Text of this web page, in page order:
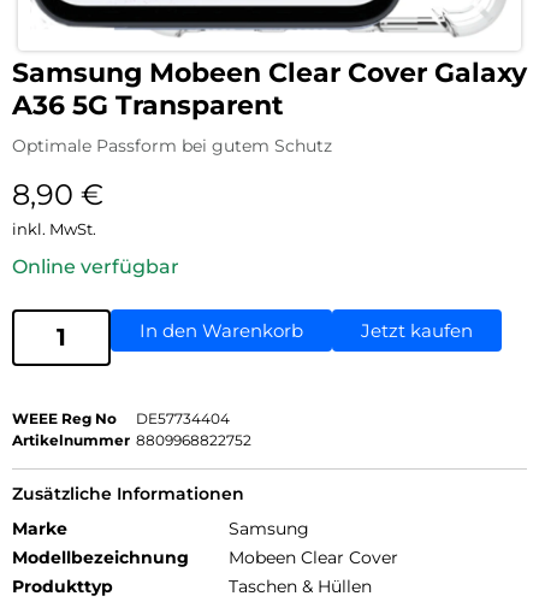
Samsung Mobeen Clear Cover Galaxy
A36 5G Transparent
Optimale Passform bei gutem Schutz
8,90 €
inkl. MwSt.
Online verfügbar
In den Warenkorb Jetzt kaufen
WEEE Reg No
DE57734404
Artikelnummer 8809968822752
Zusätzliche Informationen
Marke
Samsung
Modellbezeichnung
Mobeen Clear Cover
Produkttyp
Taschen & Hüllen